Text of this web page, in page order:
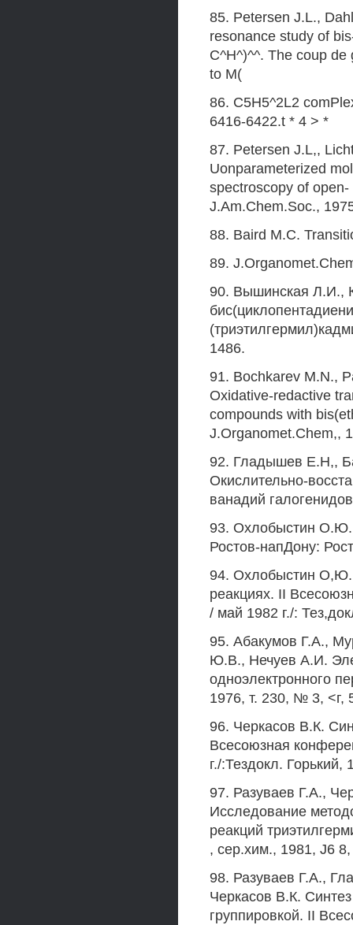
85. Petersen J.L.,
resonance study of
C^H^)^^. The coup
to M(
86. C5H5^2L2
6416-6422.t * 4 > *
87. Petersen J.L,,
Uonparameterized
spectroscopy of
J.Am.Chem.Soc.,
88. Baird M.C.
89.
90. Вышинская Л.И.,
1486.
91. Bochkarev M.N.,
Oxidative-redactive
compounds with
J.Organomet.Chem,,
92. Гладышев E.H,,
Окислительно-
ванадий
93. Охлобыстин О.Ю.
Ростов-напДону:
94. Охлобыстин О,Ю.
реакциях. II
/ май 1982 г./:
95. Абакумов Г.А.,
Ю.В., Нечуев А.И.
одноэлектронного
1976, т. 230, № 3, <г,
96. Черкасов В.К.
Всесоюзная
г./:Тездокл. Горький,
97. Разуваев Г.А.,
Исследование
реакций
, сер.хим., 1981, J6
98. Разуваев Г.А.,
Черкасов В.К.
группировкой. II